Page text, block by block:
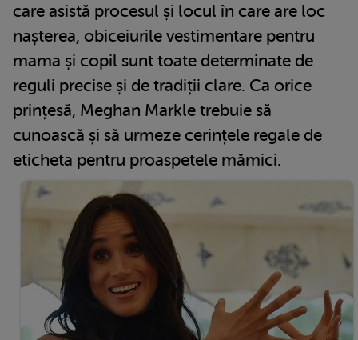
care asistă procesul și locul în care are loc
nașterea, obiceiurile vestimentare pentru
mama și copil sunt toate determinate de
reguli precise și de tradiții clare. Ca orice
prințesă, Meghan Markle trebuie să
cunoască și să urmeze cerințele regale de
eticheta pentru proaspetele mămici.